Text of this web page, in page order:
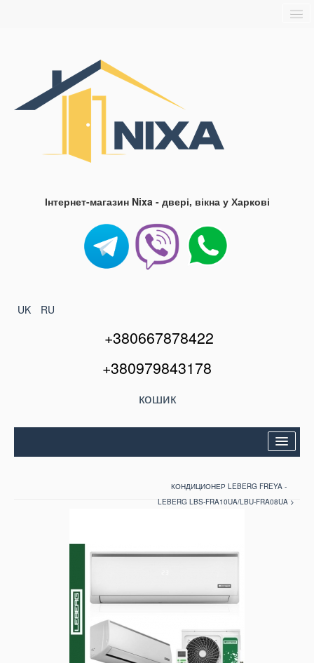
Блог
Інтернет-магазин Nixa - двері, вікна у Харкові
UK RU
+380667878422
+380979843178
кошик
Кондиціонери
КОНДИЦИОНЕР LEBERG FREYA -
LEBERG LBS-FRA10UA/LBU-FRA08UA >